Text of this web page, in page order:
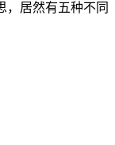
，居然有五种不同